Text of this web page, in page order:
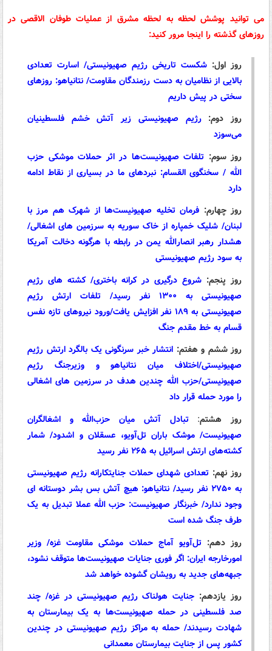
می توانید پوشش لحظه به لحظه مشرق از عملیات طوفان الاقصی در
روزهای گذشته را اینجا مرور کنید:
روز اول: شکست تاریخی رژیم صهیونیستی/ اسارت تعدادی
بالایی از نظامیان به دست رزمندگان مقاومت/ نتانیاهو: روزهای
سختی در پیش داریم
روز دوم: رژیم صهیونیستی زیر آتش خشم فلسطینیان
می‌سوزد
روز سوم: تلفات صهیونیست‌ها در اثر حملات موشکی حزب
الله / سخنگوی القسام: نبردهای ما در بسیاری از نقاط ادامه
دارد
روز چهارم: فرمان تخلیه صهیونیست‌ها از شهرک هم مرز با
لبنان/ شلیک خمپاره از خاک سوریه به سرزمین های اشغالی/
هشدار رهبر انصارالله یمن در رابطه با هرگونه دخالت آمریکا
به سود رژیم صهیونیستی
روز پنجم: شروع درگیری در کرانه باختری/ کشته های رژیم
صهیونیستی به ۱۳۰۰ نفر رسید/ تلفات ارتش رژیم
صهیونیستی به ۱۸۹ نفر افزایش یافت/ورود نیروهای تازه نفس
قسام به خط مقدم جنگ
روز ششم و هفتم: انتشار خبر سرنگونی یک بالگرد ارتش رژیم
صهیونیستی/اختلاف میان نتانیاهو و وزیرجنگ رژیم
صهیونیستی/حزب الله چندین هدف در سرزمین های اشغالی
را مورد حمله قرار داد
روز هشتم:
تبادل آتش میان حزب‌الله و اشغالگران
صهیونیست/ موشک باران تل‌آویو، ‌عسقلان و اشدود/ شمار
کشته‌های ارتش اسرائیل به ۲۶۵ نفر رسید
روز نهم: تعدادی شهدای حملات جنایتکارانه رژیم صهیونیستی
به ۲۷۵۰ نفر رسید/ نتانیاهو: هیچ آتش بس بشر دوستانه ای
وجود ندارد/ خبرنگار صهیونیست: حزب الله عملا تبدیل به یک
طرف جنگ شده است
روز دهم: تل‌آویو آماج حملات موشکی مقاومت غزه/ وزیر
امورخارجه ایران: اگر فوری جنایات صهیونیست‌ها متوقف نشود،
جبهه‌های جدید به رویشان گشوده خواهد شد
روز یازدهم: جنایت هولناک رژیم صهیونیستی در غزه/ چند
صد فلسطینی در حمله صهیونیست‌ها به یک بیمارستان به
شهادت رسیدند/ حمله به مراکز رژیم صهیونیستی در چندین
کشور پس از جنایت بیمارستان معمدانی